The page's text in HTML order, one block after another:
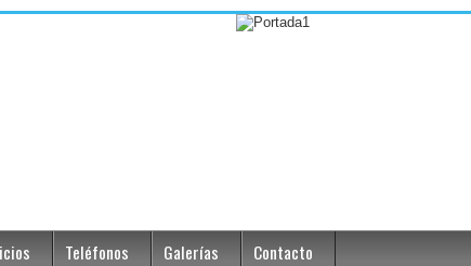
Teléfonos Galerías Contacto